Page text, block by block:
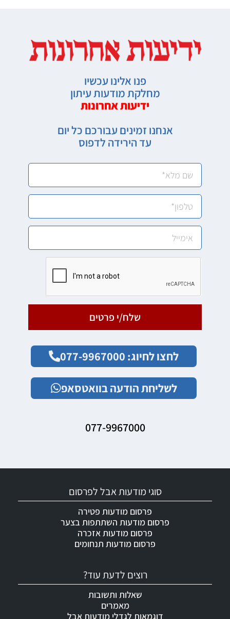
פנו אלינו עכשיו
מחלקת מודעות עיתון
ידיעות אחרונות
אנחנו זמינים עבורכם כל יום
עד הירידה לדפוס
שלח/י פרטים
לחצו לחיוג: 077-9967000
לשליחת הודעה בוואטסאפ
077-9967000
רוצים לדעת עוד?
שאלות ותשובות
מאמרים
דוגמאות לגדלי מודעות אבל
סוגי מודעות אבל לפרסום
פרסום מודעות פטירה
פרסום מודעות השתתפות בצער
פרסום מודעות אזכרה
פרסום מודעות תנחומים